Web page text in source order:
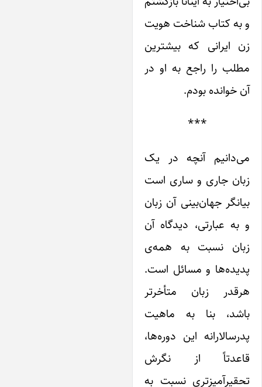
به کتاب شناخت هویت
ایرانی که بیشترین
را راجع به او در
خوانده بودم.
***
آنچه در یک
جاری و ساری است
جهان‌بینی آن زبان
عبارتی، دیدگاه آن
نسبت به همه‌ی
و مسائل است.
زبان متأخرتر
بنا به ماهیت
این دوره‌ها،
از نگرش
نسبت به